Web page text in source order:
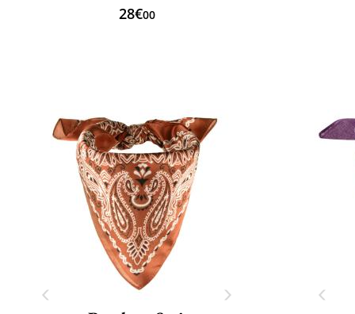
28€00